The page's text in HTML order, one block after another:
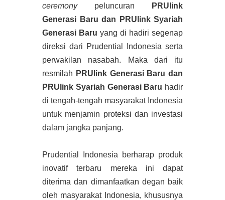
ceremonypeluncuran
PRUlink
Generasi Baru dan PRUlink Syariah
Generasi Baru yang di hadiri segenap
direksi dari Prudential Indonesia serta
perwakilan nasabah. Maka dari itu
resmilah PRUlink Generasi Baru dan
PRUlink Syariah Generasi Baru hadir
di tengah-tengah masyarakat Indonesia
untuk menjamin proteksi dan investasi
dalam jangka panjang.
Prudential Indonesia berharap produk
inovatif terbaru mereka ini dapat
diterima dan dimanfaatkan degan baik
oleh masyarakat Indonesia, khususnya